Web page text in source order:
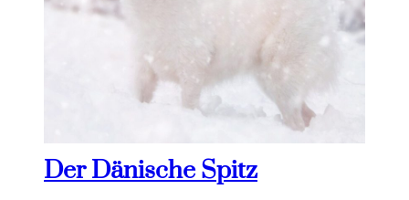
Der Dänische Spitz